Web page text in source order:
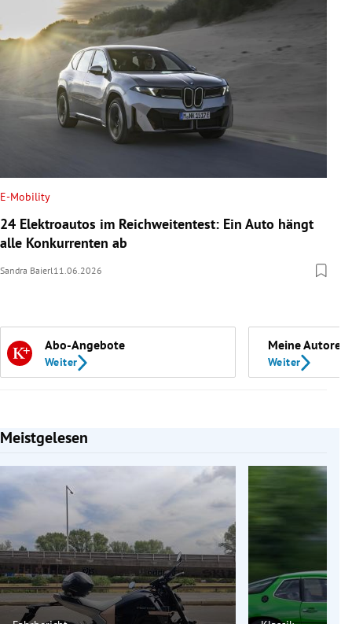
E-Mobility
24 Elektroautos im Reichweitentest: Ein Auto hängt
alle Konkurrenten ab
Sandra Baierl11.06.2026
Abo-Angebote
Weiter
Meine Autoren
Weiter
Meistgelesen
Slide 1 von 7